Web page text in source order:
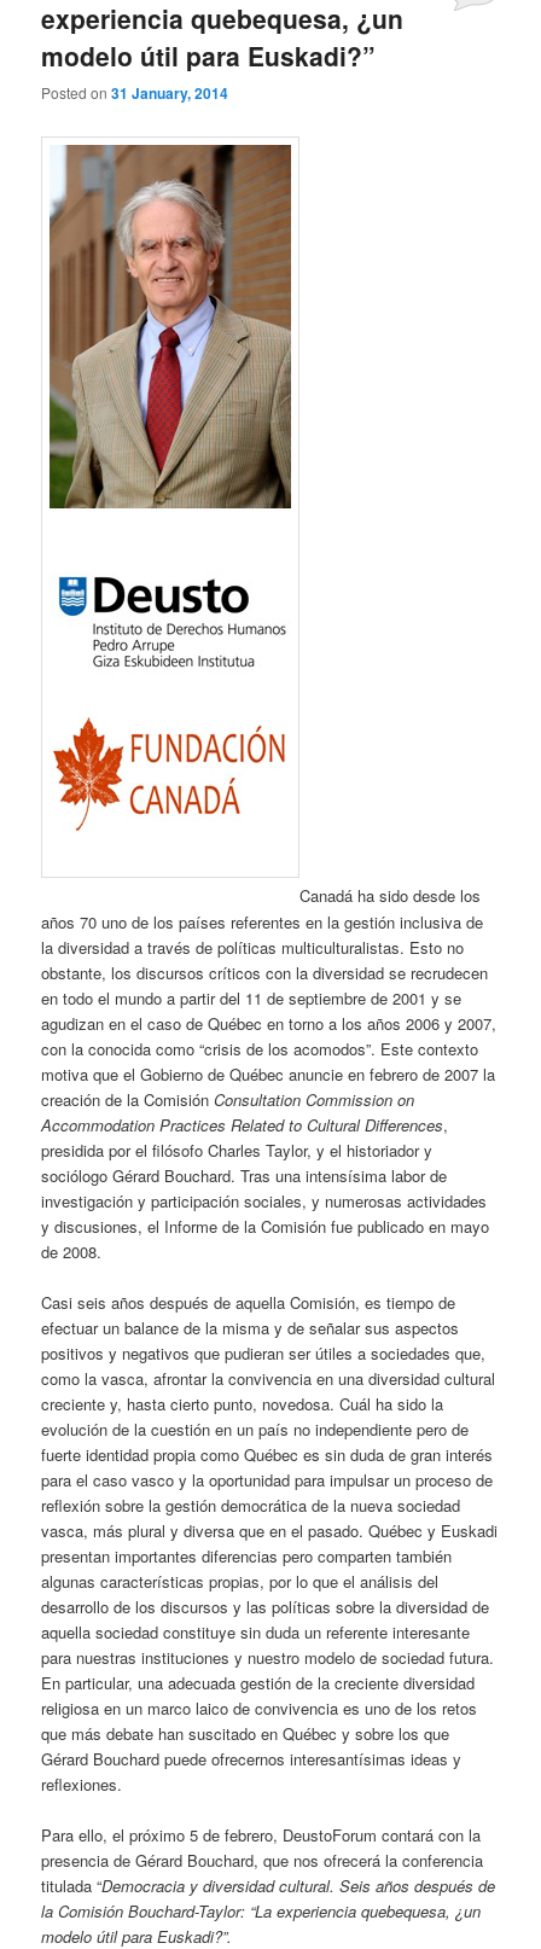
experiencia quebequesa, ¿un
modelo útil para Euskadi?”
Posted on31 January, 2014
Canadá ha sido desde los
años 70 uno de los países referentes en la gestión inclusiva de
la diversidad a través de políticas multiculturalistas. Esto no
obstante, los discursos críticos con la diversidad se recrudecen
en todo el mundo a partir del 11 de septiembre de 2001 y se
agudizan en el caso de Québec en torno a los años 2006 y 2007,
con la conocida como “crisis de los acomodos”. Este contexto
motiva que el Gobierno de Québec anuncie en febrero de 2007 la
creación de la ComisiónConsultation Commission on
Accommodation Practices Related to Cultural Differences,
presidida por el filósofo Charles Taylor, y el historiador y
sociólogo Gérard Bouchard. Tras una intensísima labor de
investigación y participación sociales, y numerosas actividades
y discusiones, el Informe de la Comisión fue publicado en mayo
de 2008.
Casi seis años después de aquella Comisión, es tiempo de
efectuar un balance de la misma y de señalar sus aspectos
positivos y negativos que pudieran ser útiles a sociedades que,
como la vasca, afrontar la convivencia en una diversidad cultural
creciente y, hasta cierto punto, novedosa. Cuál ha sido la
evolución de la cuestión en un país no independiente pero de
fuerte identidad propia como Québec es sin duda de gran interés
para el caso vasco y la oportunidad para impulsar un proceso de
reflexión sobre la gestión democrática de la nueva sociedad
vasca, más plural y diversa que en el pasado. Québec y Euskadi
presentan importantes diferencias pero comparten también
algunas características propias, por lo que el análisis del
desarrollo de los discursos y las políticas sobre la diversidad de
aquella sociedad constituye sin duda un referente interesante
para nuestras instituciones y nuestro modelo de sociedad futura.
En particular, una adecuada gestión de la creciente diversidad
religiosa en un marco laico de convivencia es uno de los retos
que más debate han suscitado en Québec y sobre los que
Gérard Bouchard puede ofrecernos interesantísimas ideas y
reflexiones.
Para ello, el próximo 5 de febrero, DeustoForum contará con la
presencia de Gérard Bouchard, que nos ofrecerá la conferencia
titulada “Democracia y diversidad cultural. Seis años después de
la Comisión Bouchard-Taylor: “La experiencia quebequesa, ¿un
modelo útil para Euskadi?”.